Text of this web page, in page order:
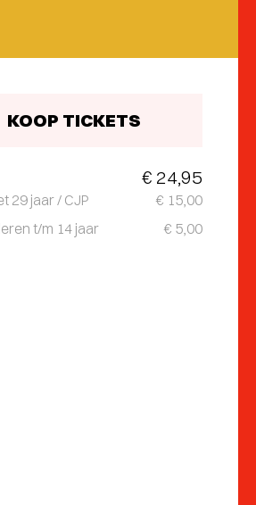
KOOP TICKETS
€ 24,95
29 jaar / CJP
€ 15,00
t/m 14 jaar
€ 5,00